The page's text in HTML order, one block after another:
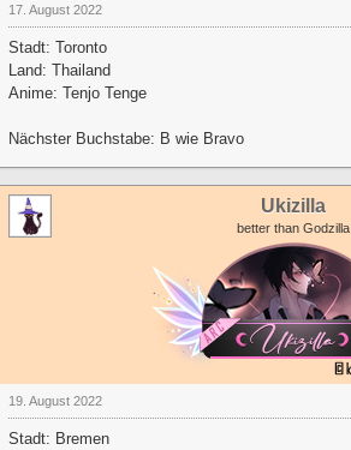
17. August 2022
Stadt: Toronto
Land: Thailand
Anime: Tenjo Tenge
Nächster Buchstabe: B wie Bravo
Ukizilla
better than Godzilla
19. August 2022
Stadt: Bremen